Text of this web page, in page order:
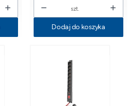
szt.
Dodaj do koszyka